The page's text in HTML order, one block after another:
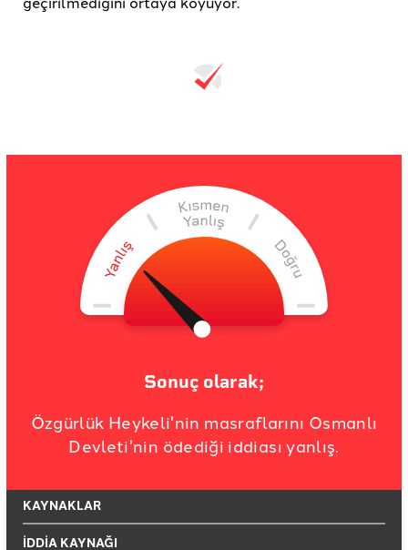
Sonuç olarak;
Özgürlük Heykeli'nin masraflarını Osmanlı
Devleti'nin ödediği iddiası yanlış.
KAYNAKLAR
İDDİA KAYNAĞI